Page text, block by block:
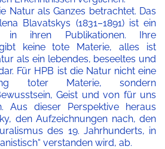
Natur als Ganzes betrachtet. Das
Blavatskys (1831–1891) ist ein
in ihren Publikationen. Ihre
keine tote Materie, alles ist
als ein lebendes, beseeltes und
Für HPB ist die Natur nicht eine
toter Materie, sondern
Geist und von für uns
Aus dieser Perspektive heraus
den Aufzeichnungen nach, den
des 19. Jahrhunderts, in
verstanden wird, ab.